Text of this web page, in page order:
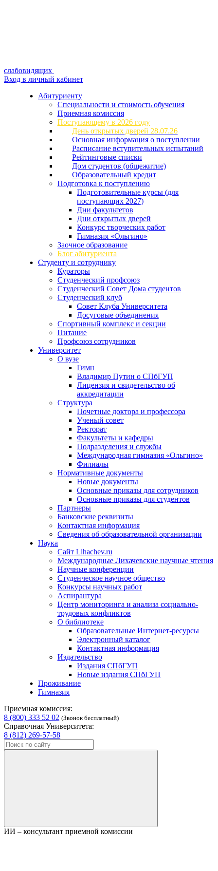
слабовидящих
Вход в личный кабинет
Абитуриенту
Специальности и стоимость обучения
Приемная комиссия
Поступающему в 2026 году
День открытых дверей 28.07.26
Основная информация о поступлении
Расписание вступительных испытаний
Рейтинговые списки
Дом студентов (общежитие)
Образовательный кредит
Подготовка к поступлению
Подготовительные курсы (для
поступающих 2027)
Дни факультетов
Дни открытых дверей
Конкурс творческих работ
Гимназия «Ольгино»
Заочное образование
Блог абитуриента
Студенту и сотруднику
Кураторы
Студенческий профсоюз
Студенческий Совет Дома студентов
Студенческий клуб
Совет Клуба Университета
Досуговые объединения
Спортивный комплекс и секции
Питание
Профсоюз сотрудников
Университет
О вузе
Гимн
Владимир Путин о СПбГУП
Лицензия и свидетельство об
аккредитации
Структура
Почетные доктора и профессора
Ученый совет
Ректорат
Факультеты и кафедры
Подразделения и службы
Международная гимназия «Ольгино»
Филиалы
Нормативные документы
Новые документы
Основные приказы для сотрудников
Основные приказы для студентов
Партнеры
Банковские реквизиты
Контактная информация
Сведения об образовательной организации
Наука
Сайт Lihachev.ru
Международные Лихачевские научные чтения
Научные конференции
Студенческое научное общество
Конкурсы научных работ
Аспирантура
Центр мониторинга и анализа социально-
трудовых конфликтов
О библиотеке
Образовательные Интернет-ресурсы
Электронный каталог
Контактная информация
Издательство
Издания СПбГУП
Новые издания СПбГУП
Проживание
Гимназия
Приемная комиссия:
8 (800) 333 52 02 (Звонок бесплатный)
Справочная Университета:
8 (812) 269-57-58
ИИ – консультант приемной комиссии